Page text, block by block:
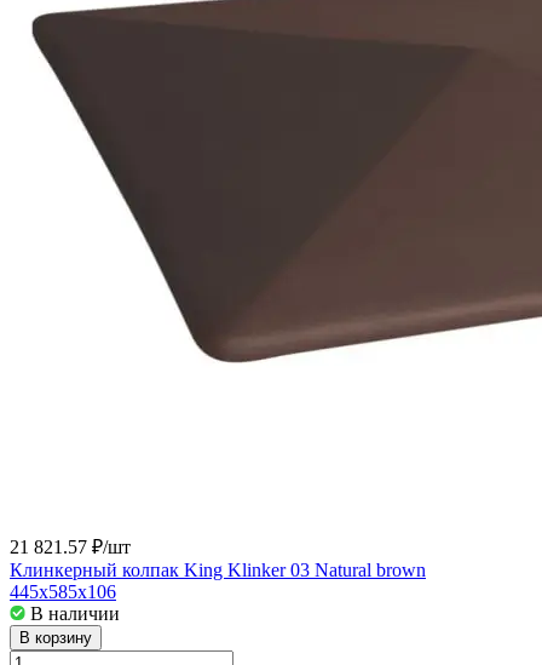
21 821.57 ₽/шт
Клинкерный колпак King Klinker 03 Natural brown
445x585x106
В наличии
В корзину